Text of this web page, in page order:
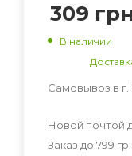
309 грн
В наличии
Самовывоз в
Новой почтой
Заказ до 799